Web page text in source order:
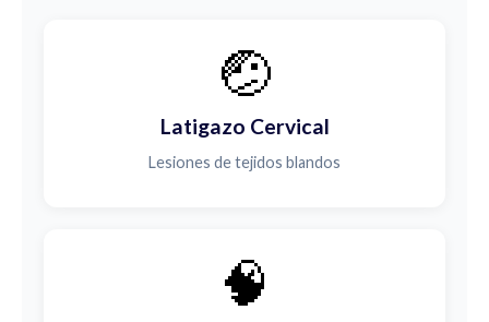
🤕
Latigazo Cervical
Lesiones de tejidos blandos
🧠